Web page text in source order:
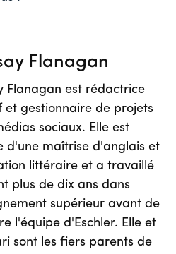
Flanagan
Flanagan est rédactrice
et gestionnaire de projets
sociaux. Elle est
d'une maîtrise d'anglais et
littéraire et a travaillé
plus de dix ans dans
supérieur avant de
l'équipe d'Eschler. Elle et
sont les fiers parents de